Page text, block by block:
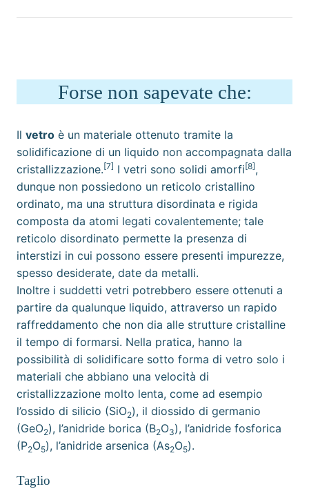
Forse non sapevate che:
Il vetro è un materiale ottenuto tramite la
solidificazione di un liquido non accompagnata dalla
cristallizzazione.[7] I vetri sono solidi amorfi[8],
dunque non possiedono un reticolo cristallino
ordinato, ma una struttura disordinata e rigida
composta da atomi legati covalentemente; tale
reticolo disordinato permette la presenza di
interstizi in cui possono essere presenti impurezze,
spesso desiderate, date da metalli.
Inoltre i suddetti vetri potrebbero essere ottenuti a
partire da qualunque liquido, attraverso un rapido
raffreddamento che non dia alle strutture cristalline
il tempo di formarsi. Nella pratica, hanno la
possibilità di solidificare sotto forma di vetro solo i
materiali che abbiano una velocità di
cristallizzazione molto lenta, come ad esempio
l’ossido di silicio (SiO2), il diossido di germanio
(GeO2), l’anidride borica (B2O3), l’anidride fosforica
(P2O5), l’anidride arsenica (As2O5).
Taglio